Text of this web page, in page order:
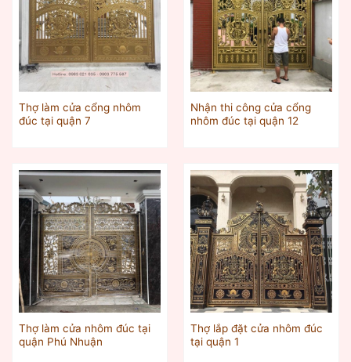
Thợ làm cửa cổng nhôm
đúc tại quận 7
Nhận thi công cửa cổng
nhôm đúc tại quận 12
Thợ làm cửa nhôm đúc tại
quận Phú Nhuận
Thợ lắp đặt cửa nhôm đúc
tại quận 1